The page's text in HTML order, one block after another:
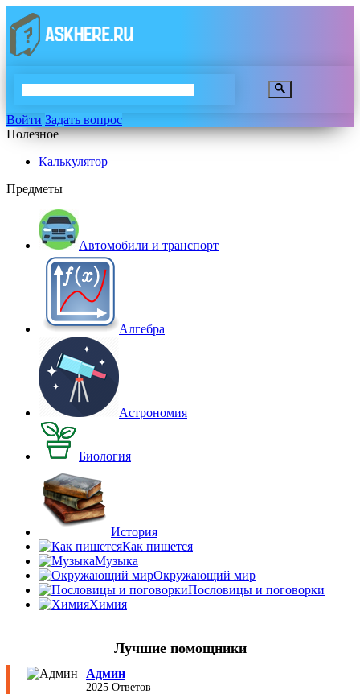
Войти Задать вопрос
Полезное
Калькулятор
Предметы
Автомобили и транспорт
Алгебра
Астрономия
Биология
История
Как пишется
Музыка
Окружающий мир
Пословицы и поговорки
Химия
Лучшие помощники
Админ
2025 Ответов